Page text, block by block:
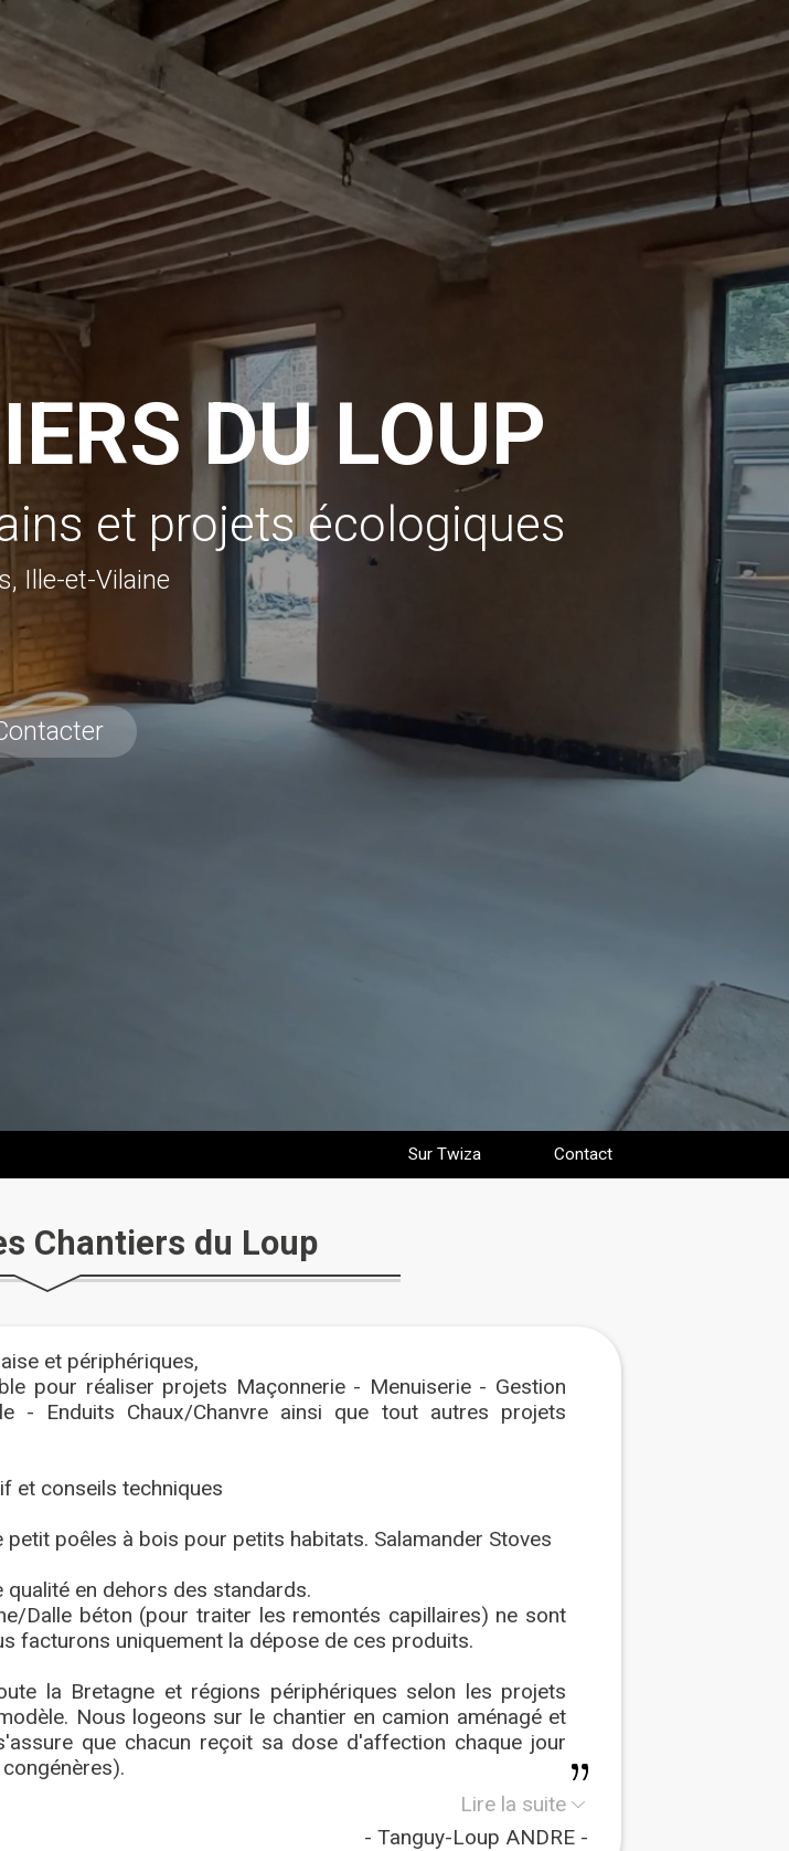
DU LOUP
et projets écologiques
Ille-et-Vilaine
Sur Twiza Contact
Chantiers du Loup
et périphériques,
pour réaliser projets Maçonnerie - Menuiserie - Gestion
- Enduits Chaux/Chanvre ainsi que tout autres projets
et conseils techniques
poêles à bois pour petits habitats. Salamander Stoves
en dehors des standards.
Dalle béton (pour traiter les remontés capillaires) ne sont
facturons uniquement la dépose de ces produits.
la Bretagne et régions périphériques selon les projets
Nous logeons sur le chantier en camion aménagé et
que chacun reçoit sa dose d'affection chaque jour
Tanguy-Loup ANDRE
Lire la suite